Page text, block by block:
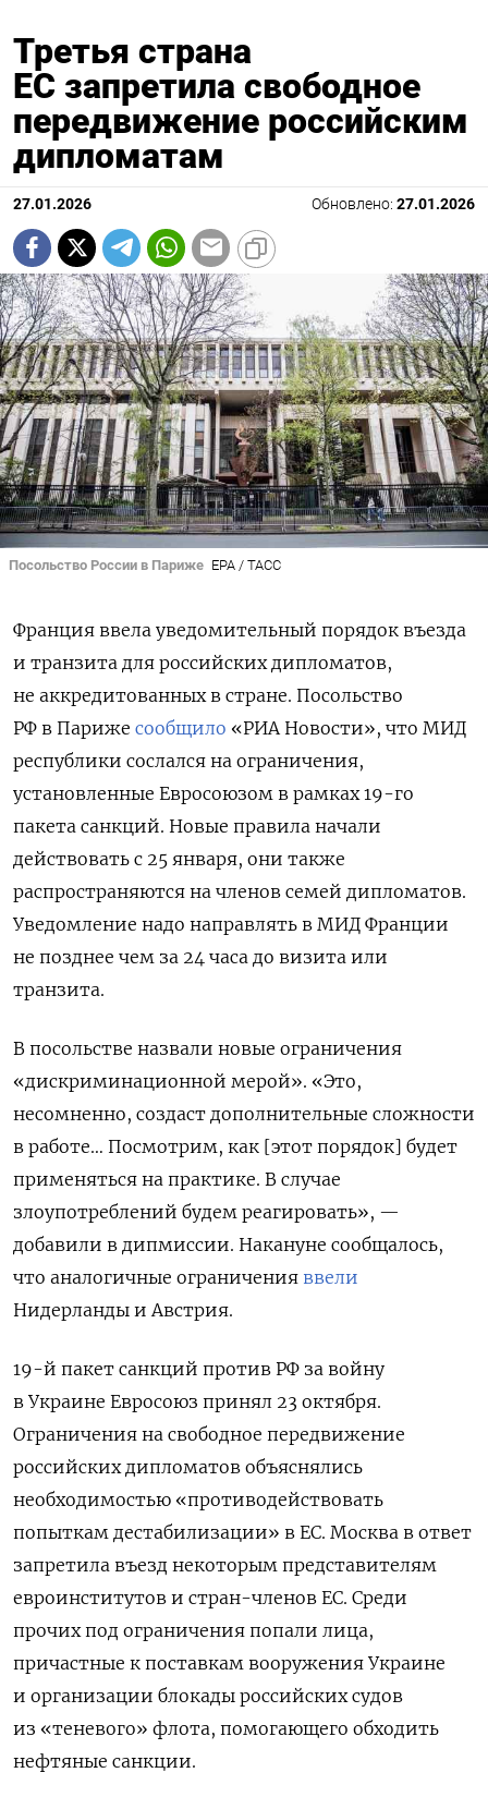
Третья страна
ЕС запретила свободное
передвижение российским
дипломатам
27.01.2026 Обновлено: 27.01.2026
Посольство России в Париже EPA / ТАСС
Франция ввела уведомительный порядок въезда
и транзита для российских дипломатов,
не аккредитованных в стране. Посольство
РФ в Париже сообщило «РИА Новости», что МИД
республики сослался на ограничения,
установленные Евросоюзом в рамках 19-го
пакета санкций. Новые правила начали
действовать с 25 января, они также
распространяются на членов семей дипломатов.
Уведомление надо направлять в МИД Франции
не позднее чем за 24 часа до визита или
транзита.
В посольстве назвали новые ограничения
«дискриминационной мерой». «Это,
несомненно, создаст дополнительные сложности
в работе… Посмотрим, как [этот порядок] будет
применяться на практике. В случае
злоупотреблений будем реагировать», —
добавили в дипмиссии. Накануне сообщалось,
что аналогичные ограничения ввели
Нидерланды и Австрия.
19-й пакет санкций против РФ за войну
в Украине Евросоюз принял 23 октября.
Ограничения на свободное передвижение
российских дипломатов объяснялись
необходимостью «противодействовать
попыткам дестабилизации» в ЕС. Москва в ответ
запретила въезд некоторым представителям
евроинститутов и стран-членов ЕС. Среди
прочих под ограничения попали лица,
причастные к поставкам вооружения Украине
и организации блокады российских судов
из «теневого» флота, помогающего обходить
нефтяные санкции.